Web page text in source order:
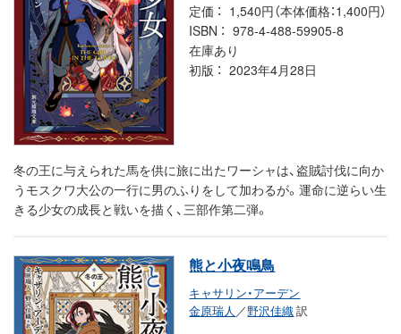
定価
1,540円（本体価格：1,400円）
ISBN
978-4-488-59905-8
在庫あり
初版
2023年4月28日
冬の王に与えられた馬を供に旅に出たワーシャは、盗賊討伐に向か
うモスクワ大公の一行に男のふりをして加わるが。運命に逆らい生
きる少女の成長と戦いを描く、三部作第二弾。
熊と小夜鳴鳥
キャサリン・アーデン
金原瑞人 ／野沢佳織訳